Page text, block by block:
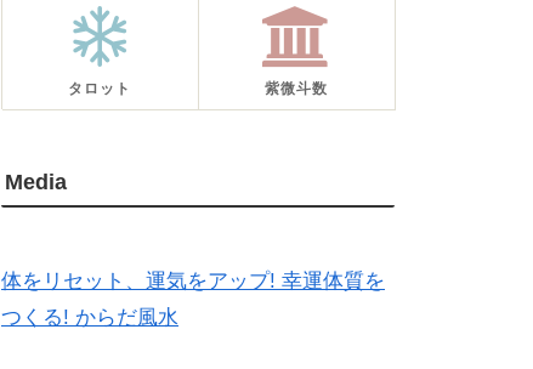
タロット 紫微斗数
Media
体をリセット、運気をアップ! 幸運体質を
つくる! からだ風水